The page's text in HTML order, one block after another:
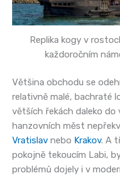
Replika kogy v
každoročním
Většina obchodu se
relativně malé, bachraté
větších řekách daleko
hanzovních měst
Vratislav nebo Krakov. A
pokojně tekoucím Labi,
problémů dojely i v